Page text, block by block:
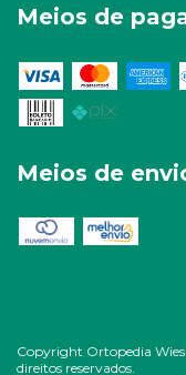
Meios de
Meios de
Copyright Ortopedia
direitos reservados.